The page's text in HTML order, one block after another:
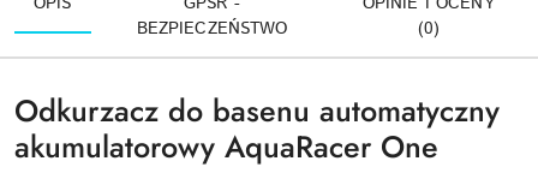
BEZPIECZEŃSTWO
(0)
Odkurzacz do basenu automatyczny
akumulatorowy AquaRacer One